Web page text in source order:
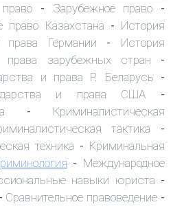
- Зарубежное право -
право Казахстана - История
права Германии - История
права зарубежных стран -
и права Р. Беларусь -
и права США -
- Криминалистическая
тактика -
техника - Криминальная
- Международное
навыки юриста -
Сравнительное правоведение -